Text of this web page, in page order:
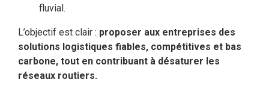
fluvial.
L’objectif est clair : proposer aux entreprises des
solutions logistiques fiables, compétitives et bas
carbone, tout en contribuant à désaturer les
réseaux routiers.